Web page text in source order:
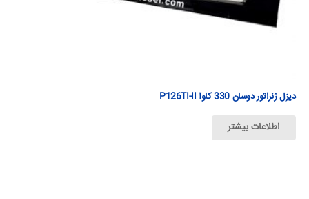
دیزل ژنراتور دوسان 330 كاوآ P126TI-II
اطلاعات بیشتر